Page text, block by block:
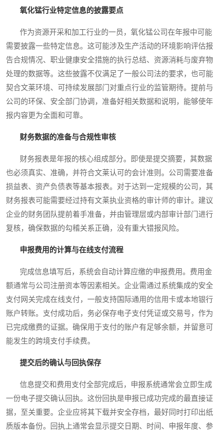
氧化锰行业特定信息的披露要点
作为资源开采和加工行业的一员，氧化锰公司在年报中可能
需要披露一些特定信息。这可能涉及生产活动的环境影响评估报
告合规情况、职业健康安全措施的执行总结、资源消耗与废弃物
处理的数据等。这些披露不仅满足了一般公司法的要求，也可能
契合文莱环境、可持续发展部门对重点行业的监管期待。提前与
公司的环保、安全部门协调，准备好相关数据和说明，能够使年
报内容更为全面和可靠。
财务数据的准备与合规性审核
财务报表是年报的核心组成部分。即使是提交摘要，其数据
也必须真实、准确，并符合文莱认可的会计准则。公司需要准备
损益表、资产负债表等基本报表。对于达到一定规模的公司，其
财务报表可能需要经过持有文莱执业资格的审计师的审计。建议
企业的财务团队提前着手准备，并由管理层或内部审计部门进行
复核，确保数据的勾稽关系正确，没有重大错报风险。
申报费用的计算与在线支付流程
完成信息填写后，系统会自动计算应缴的申报费用。费用金
额通常与公司注册资本等因素相关。企业需通过系统集成的安全
支付网关完成在线支付，一般支持国际通用的信用卡或本地银行
账户转账。支付成功后，务必保存电子支付凭证或交易号，作为
已完成缴费的证据。确保用于支付的账户有足够余额，并留意可
能发生的跨境支付手续费。
提交后的确认与回执保存
信息提交和费用支付全部完成后，申报系统通常会立即生成
一份电子提交确认回执。这份回执是申报已成功完成的最直接证
据，至关重要。企业应将其下载并安全存档，最好同时打印出纸
质版本备份。回执上通常会显示提交日期、时间、申报年度、参